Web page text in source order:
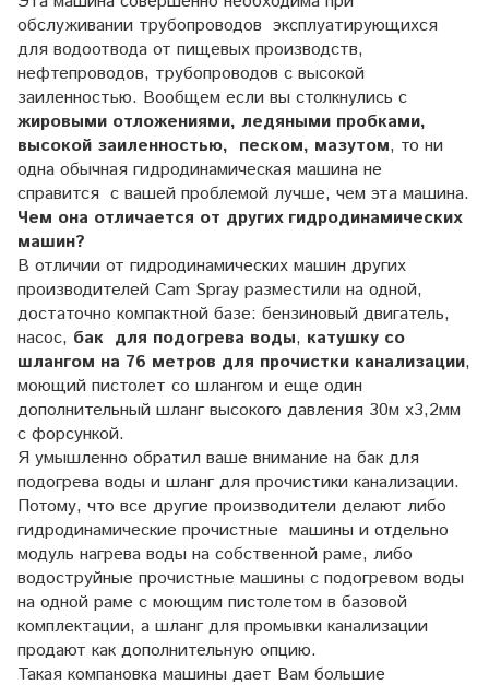
обслуживании трубопроводов эксплуатирующихся
для водоотвода от пищевых производств,
нефтепроводов, трубопроводов с высокой
заиленностью. Вообщем если вы столкнулись с
жировыми отложениями, ледяными пробками,
высокой заиленностью, песком, мазутом, то ни
одна обычная гидродинамическая машина не
справится с вашей проблемой лучше, чем эта машина.
Чем она отличается от других гидродинамических
машин?
В отличии от гидродинамических машин других
производителей Cam Spray разместили на одной,
достаточно компактной базе: бензиновый двигатель,
насос, бак для подогрева воды, катушку со
шлангом на 76 метров для прочистки канализации,
моющий пистолет со шлангом и еще один
дополнительный шланг высокого давления 30м х3,2мм
с форсункой.
Я умышленно обратил ваше внимание на бак для
подогрева воды и шланг для прочистики канализации.
Потому, что все другие производители делают либо
гидродинамические прочистные машины и отдельно
модуль нагрева воды на собственной раме, либо
водоструйные прочистные машины с подогревом воды
на одной раме с моющим пистолетом в базовой
комплектации, а шланг для промывки канализации
продают как дополнительную опцию.
Такая компановка машины дает Вам большие